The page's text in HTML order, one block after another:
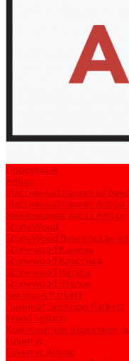
Продукция
Amigo
Массивный паркет из
Массивный паркет Amigo
Инженерная доска Amigo
StoneWood
StoneWood Венгерская
Stonewood Камень
Stonewood Классика
Stonewood Натура
Stonewood Эталон
Svensson Parkett
Ламинат Svensson Parkett
Wood System
Композитная паркетная
Плинтус
Плинтус Amigo